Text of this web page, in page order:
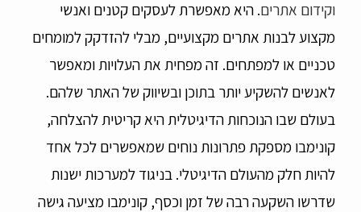
וקידום אתרים. היא מאפשרת לעסקים קטנים ואנשי
מקצוע לבנות אתרים מקצועיים, מבלי להזדקק למומחים
טכניים או למפתחים. זה מפחית את העלויות ומאפשר
לאנשים להשקיע יותר בתוכן ובשיווק של האתר שלהם.
בעולם שבו הנוכחות הדיגיטלית היא קריטית להצלחה,
קונימבו מספקת פתרונות נוחים שמאפשרים לכל אחד
להיות חלק מהעולם הדיגיטלי. בניגוד למערכות ישנות
שדרשו השקעה רבה של זמן וכסף, קונימבו מציעה גישה